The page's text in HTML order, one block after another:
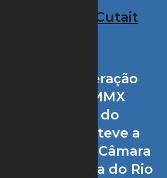
Beatriz Cutait
– Em recuperação
2014, a MMX
mineradora do
Eike Batista, teve a
pela 6ª Câmara
de Justiça do Rio